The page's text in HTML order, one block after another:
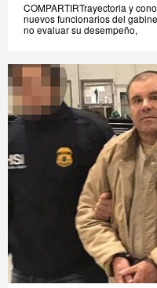
COMPARTIRTrayectoria y
nuevos funcionarios del
no evaluar su desempeño,